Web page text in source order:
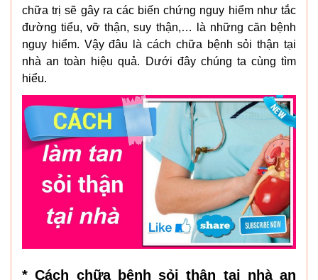
chữa trị sẽ gây ra các biến chứng nguy hiểm như tắc
đường tiểu, vỡ thận, suy thận,… là những căn bệnh
nguy hiểm. Vậy đâu là cách chữa bệnh sỏi thận tại
nhà an toàn hiệu quả. Dưới đây chúng ta cùng tìm
hiểu.
* Cách chữa bệnh sỏi thận tại nhà an